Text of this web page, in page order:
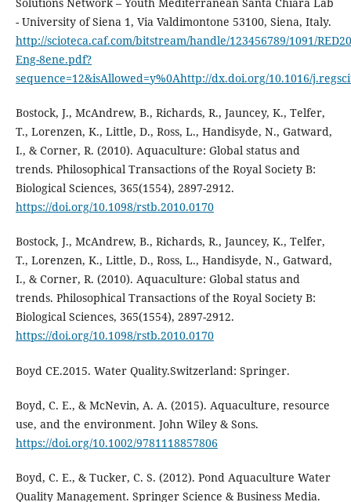
Solutions Network – Youth Mediterranean Santa Chiara Lab
- University of Siena 1, Via Valdimontone 53100, Siena, Italy.
http://scioteca.caf.com/bitstream/handle/123456789/1091/
Eng-8ene.pdf?
sequence=12&isAllowed=y%0Ahttp://dx.doi.org/10.1016/
Bostock, J., McAndrew, B., Richards, R., Jauncey, K., Telfer,
T., Lorenzen, K., Little, D., Ross, L., Handisyde, N., Gatward,
I., & Corner, R. (2010). Aquaculture: Global status and
trends. Philosophical Transactions of the Royal Society B:
Biological Sciences, 365(1554), 2897-2912.
https://doi.org/10.1098/rstb.2010.0170
Bostock, J., McAndrew, B., Richards, R., Jauncey, K., Telfer,
T., Lorenzen, K., Little, D., Ross, L., Handisyde, N., Gatward,
I., & Corner, R. (2010). Aquaculture: Global status and
trends. Philosophical Transactions of the Royal Society B:
Biological Sciences, 365(1554), 2897-2912.
https://doi.org/10.1098/rstb.2010.0170
Boyd CE.2015. Water Quality.Switzerland: Springer.
Boyd, C. E., & McNevin, A. A. (2015). Aquaculture, resource
use, and the environment. John Wiley & Sons.
https://doi.org/10.1002/9781118857806
Boyd, C. E., & Tucker, C. S. (2012). Pond Aquaculture Water
Quality Management. Springer Science & Business Media.